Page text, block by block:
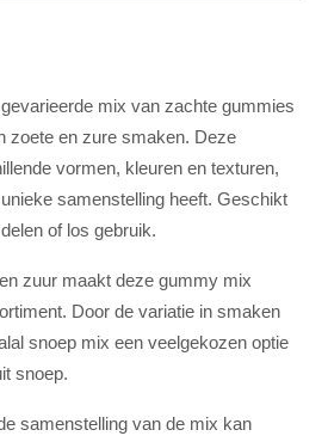
mix van zachte gummies
zoete en zure smaken. Deze
vormen, kleuren en texturen,
samenstelling heeft. Geschikt
of los gebruik.
zuur maakt deze gummy mix
Door de variatie in smaken
snoep mix een veelgekozen optie
snoep.
samenstelling van de mix kan